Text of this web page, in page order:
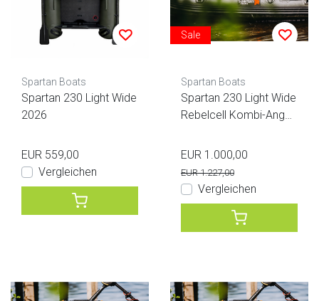
Spartan Boats
Spartan 230 Light Wide
2026
EUR 559,00
Vergleichen
Sale
Spartan Boats
Spartan 230 Light Wide
Rebelcell Kombi-Angeb
EUR 1.000,00
EUR 1.227,00
Vergleichen